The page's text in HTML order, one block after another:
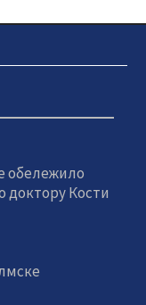
обележило
доктору Кости